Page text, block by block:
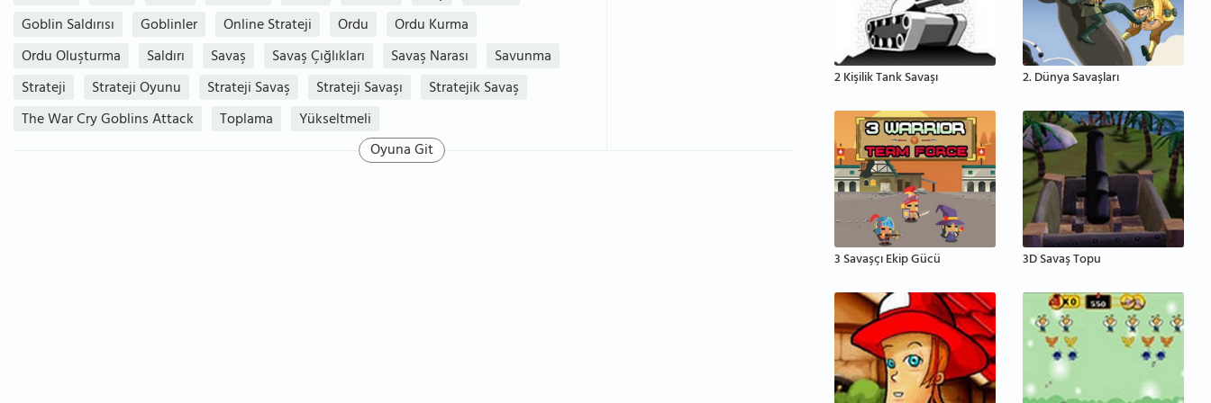
Goblin Saldırısı
Goblinler Online Strateji Ordu
Ordu Kurma
Ordu Oluşturma
Saldırı Savaş Savaş Çığlıkları Savaş Narası
Savunma
Strateji
Strateji Oyunu Strateji Savaş Strateji Savaşı
Stratejik Savaş
The War Cry Goblins Attack
Toplama
Yükseltmeli
Oyuna Git
2 Kişilik Tank Savaşı 2. Dünya Savaşları
3 Savaşçı Ekip Gücü 3D Savaş Topu